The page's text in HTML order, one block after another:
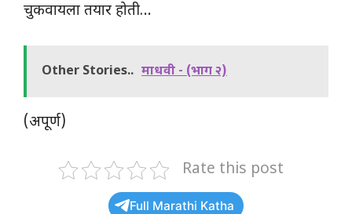
चुकवायला तयार होती…
Other Stories.. माधवी - (भाग २)
(अपूर्ण)
Rate this post
Full Marathi Katha